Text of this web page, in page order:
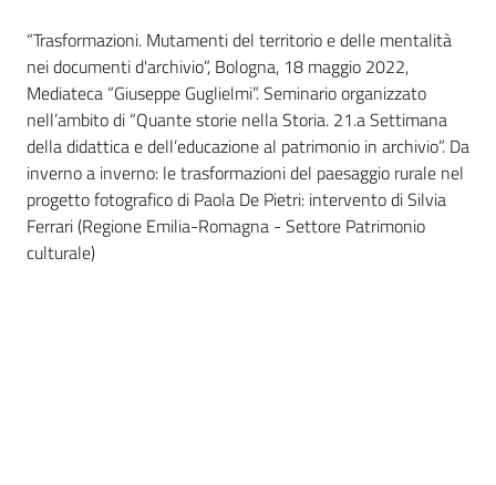
Leggi
Atti
Bandi
Piani
Programmi
Progetti
“Trasformazioni. Mutamenti del territorio e delle mentalità
nei documenti d'archivio”, Bologna, 18 maggio 2022,
Mediateca “Giuseppe Guglielmi”. Seminario organizzato
nell’ambito di “Quante storie nella Storia. 21.a Settimana
della didattica e dell’educazione al patrimonio in archivio”. Da
inverno a inverno: le trasformazioni del paesaggio rurale nel
progetto fotografico di Paola De Pietri: intervento di Silvia
Ferrari (Regione Emilia-Romagna - Settore Patrimonio
culturale)